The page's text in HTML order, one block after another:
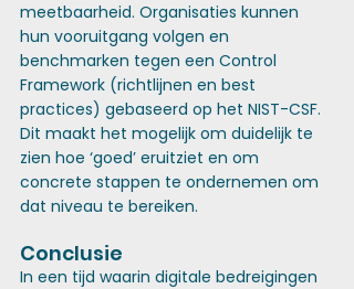
meetbaarheid. Organisaties kunnen
hun vooruitgang volgen en
benchmarken tegen een Control
Framework (richtlijnen en best
practices) gebaseerd op het NIST-CSF.
Dit maakt het mogelijk om duidelijk te
zien hoe ‘goed’ eruitziet en om
concrete stappen te ondernemen om
dat niveau te bereiken.
Conclusie
In een tijd waarin digitale bedreigingen